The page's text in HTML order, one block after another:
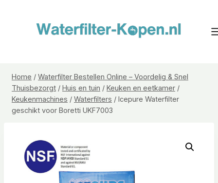
Home / Waterfilter Bestellen Online – Voordelig & Snel
Thuisbezorgt / Huis en tuin / Keuken en eetkamer /
Keukenmachines / Waterfilters / Icepure Waterfilter
geschikt voor Boretti UKF7003